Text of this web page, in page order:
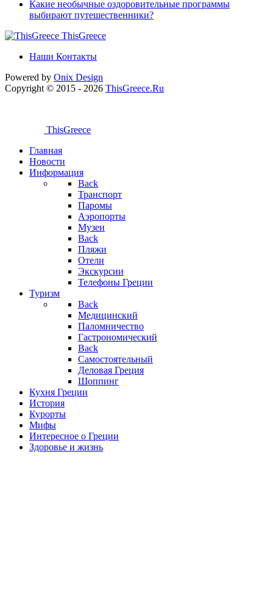
Какие необычные оздоровительные программы
выбирают путешественники?
ThisGreece
Наши Контакты
Powered by Onix Design
Copyright © 2015 - 2026 ThisGreece.Ru
ThisGreece
Главная
Новости
Информация
Back
Транспорт
Паромы
Аэропорты
Музеи
Back
Пляжи
Отели
Экскурсии
Телефоны Греции
Туризм
Back
Медицинский
Паломничество
Гастрономический
Back
Самостоятельный
Деловая Греция
Шоппинг
Кухня Греции
История
Курорты
Мифы
Интересное о Греции
Здоровье и жизнь